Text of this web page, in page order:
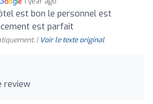
est bon le personnel est
est parfait
| Voir le texte original
review